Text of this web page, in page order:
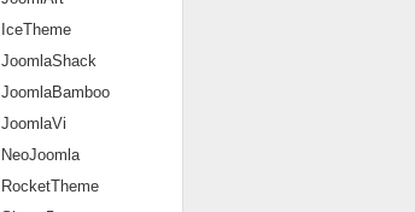
IceTheme
JoomlaShack
JoomlaBamboo
JoomlaVi
NeoJoomla
RocketTheme